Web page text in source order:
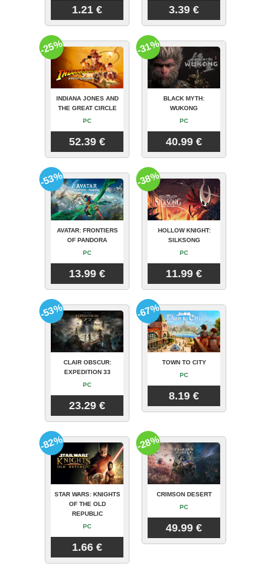
1.21 € 3.39 €
INDIANA JONES AND
THE GREAT CIRCLE
PC
52.39 €
-25%
BLACK MYTH:
WUKONG
PC
40.99 €
-31%
AVATAR: FRONTIERS
OF PANDORA
PC
13.99 €
-53%
HOLLOW KNIGHT:
SILKSONG
PC
11.99 €
-38%
CLAIR OBSCUR:
EXPEDITION 33
PC
23.29 €
-53%
TOWN TO CITY
PC
8.19 €
-67%
STAR WARS: KNIGHTS
OF THE OLD
REPUBLIC
PC
1.66 €
-82%
CRIMSON DESERT
PC
49.99 €
-28%